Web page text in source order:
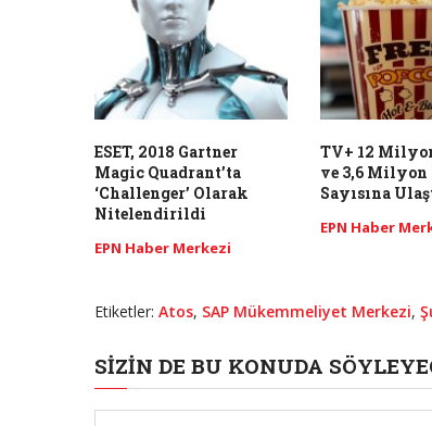
ESET, 2018 Gartner
Magic Quadrant’ta
‘Challenger’ Olarak
Nitelendirildi
EPN Haber Merkezi
TV+ 12
ve 3,6 Milyon
Sayısına
EPN Haber
Etiketler: Atos, SAP Mükemmeliyet Merkezi,
SIZIN DE BU KONUDA